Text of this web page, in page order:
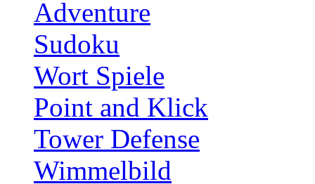
Adventure
Sudoku
Wort Spiele
Point and Klick
Tower Defense
Wimmelbild